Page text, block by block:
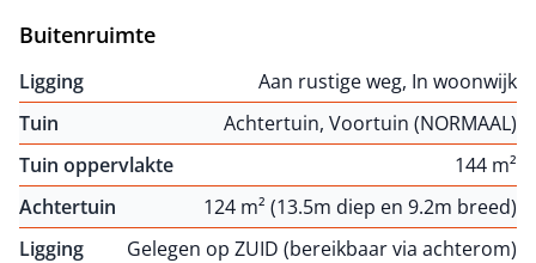
Buitenruimte
Ligging
Aan rustige weg, In woonwijk
Tuin
Achtertuin, Voortuin (NORMAAL)
Tuin oppervlakte
144 m²
Achtertuin
124 m² (13.5m diep en 9.2m breed)
Ligging
Gelegen op ZUID (bereikbaar via achterom)